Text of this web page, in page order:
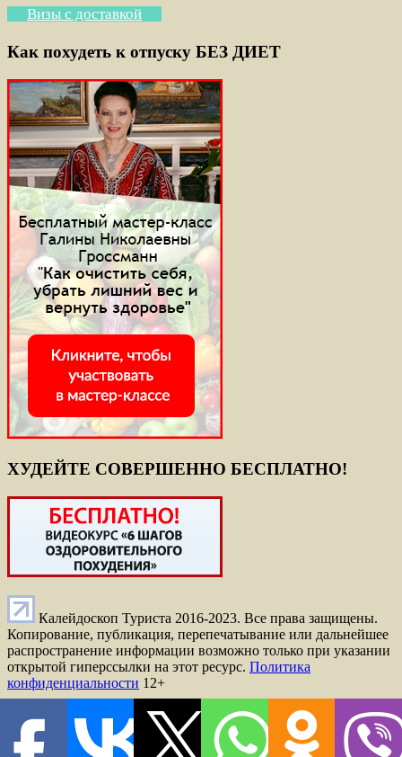
Визы с доставкой
Как похудеть к отпуску БЕЗ ДИЕТ
ХУДЕЙТЕ СОВЕРШЕННО БЕСПЛАТНО!
Калейдоскоп Туриста 2016-2023. Все права защищены.
Копирование, публикация, перепечатывание или дальнейшее
распространение информации возможно только при указании
открытой гиперссылки на этот ресурс. Политика
конфиденциальности 12+